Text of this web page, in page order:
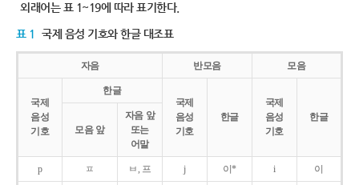
외래어는 표 1~19에 따라 표기한다.
표 1 국제 음성 기호와 한글 대조표
자음 반모음 모음
국제
음성
기호
한글
국제
음성
기호
한글
국제
음성
기호
한글
모음 앞
자음 앞
또는
어말
p ㅍ ㅂ, 프 j 이* i 이